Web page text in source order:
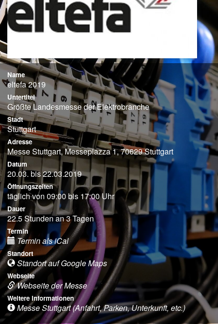
Name
eltefa 2019
Untertitel
Größte Landesmesse der Elektrobranche
Stadt
Stuttgart
Adresse
Messe Stuttgart, Messepiazza 1, 70629 Stuttgart
Datum
20.03. bis 22.03.2019
Öffnungszeiten
täglich von 09:00 bis 17:00 Uhr
Dauer
22.5 Stunden an 3 Tagen
Termin
Termin als iCal
Standort
Standort auf Google Maps
Webseite
Webseite der Messe
Weitere Informationen
Messe Stuttgart (Anfahrt, Parken, Unterkunft, etc.)